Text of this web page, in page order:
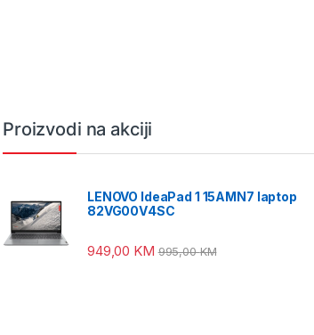
Proizvodi na akciji
LENOVO IdeaPad 1 15AMN7 laptop
82VG00V4SC
949,00 KM 995,00KM